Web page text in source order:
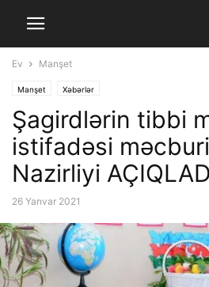
Ev Manşet
Manşet Xəbərlər
Şagirdlərin tibbi
istifadəsi
Nazirliyi
26 Yanvar 2021